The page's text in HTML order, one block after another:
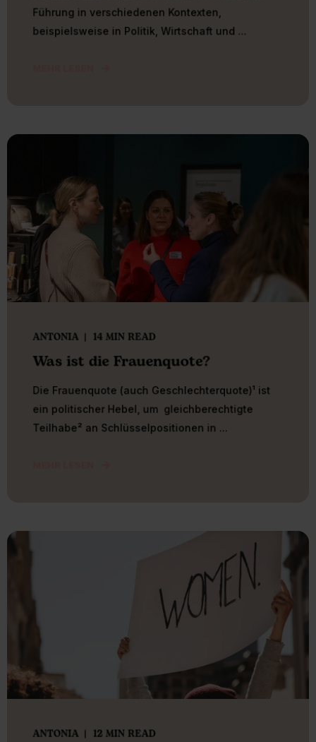
Führung in verschiedenen Kontexten,
beispielsweise in Politik, Wirtschaft und ...
ANTONIA 14 MIN READ
Was ist die Frauenquote?
Die Frauenquote (auch Geschlechterquote)¹ ist
ein politischer Hebel, um gleichberechtigte
Teilhabe² an Schlüsselpositionen in ...
ANTONIA 12 MIN READ